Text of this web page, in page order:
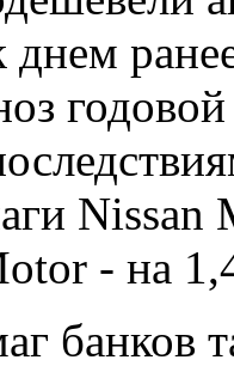
днем
- на
банков